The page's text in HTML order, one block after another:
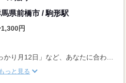
県前橋市 / 駒形駅
円
もっと見る